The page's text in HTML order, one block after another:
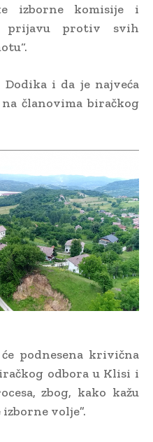
izborne komisije i
prijavu protiv svih
i da je najveća
članovima biračkog
podnesena krivična
odbora u Klisi i
zbog, kako kažu
volje”.